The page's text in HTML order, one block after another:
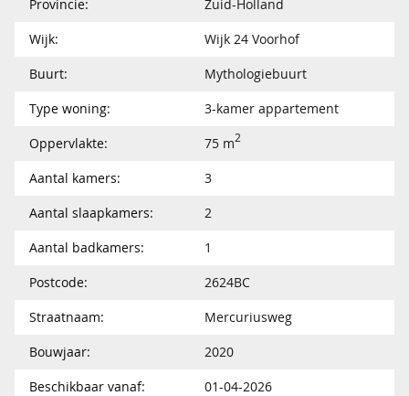
Provincie:
Zuid-Holland
Wijk:
Wijk 24 Voorhof
Buurt:
Mythologiebuurt
Type woning:
3-kamer appartement
Oppervlakte:
75 m2
Aantal kamers:
3
Aantal slaapkamers:
2
Aantal badkamers:
1
Postcode:
2624BC
Straatnaam:
Mercuriusweg
Bouwjaar:
2020
Beschikbaar vanaf:
01-04-2026